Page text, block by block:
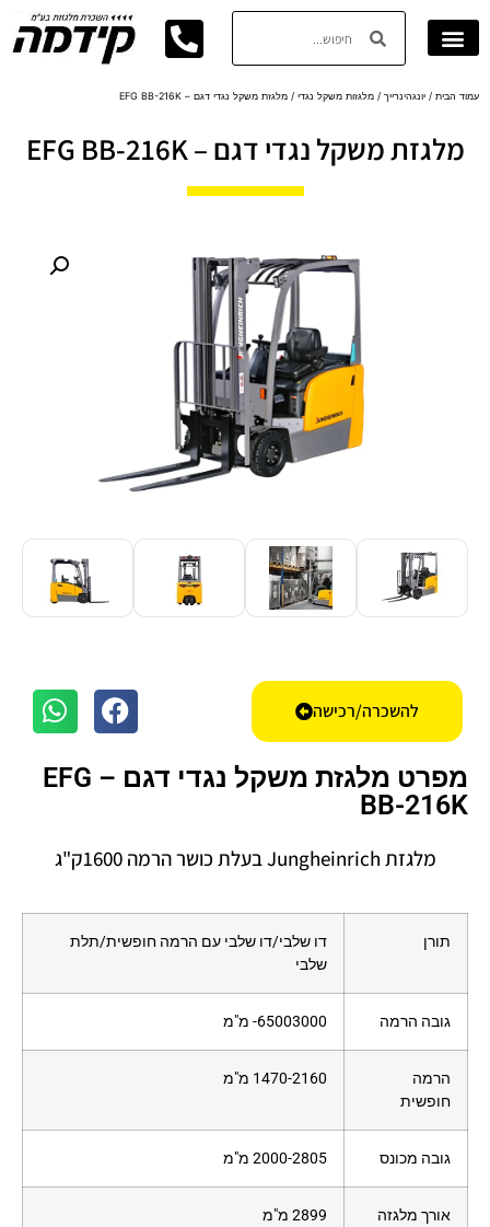
עמוד הבית / יונגהינרייך / מלגזות משקל נגדי / מלגזת משקל נגדי דגם – EFG BB-216K
מלגזת משקל נגדי דגם – EFG BB-216K
להשכרה/רכישה
מפרט מלגזת משקל נגדי דגם – EFG
BB-216K
מלגזת Jungheinrich בעלת כושר הרמה 1600ק"ג
תורן
דו שלבי/דו שלבי עם הרמה חופשית/תלת
שלבי
גובה הרמה 65003000- מ"מ
הרמה
חופשית
1470-2160 מ"מ
גובה מכונס 2000-2805 מ"מ
אורך מלגזה 2899 מ"מ